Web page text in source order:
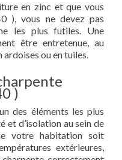
en zinc et que vous
), vous ne devez pas
les plus futiles. Une
être entretenue, au
ardoises ou en tuiles.
)
des éléments les plus
et d’isolation au sein de
votre habitation soit
extérieures,